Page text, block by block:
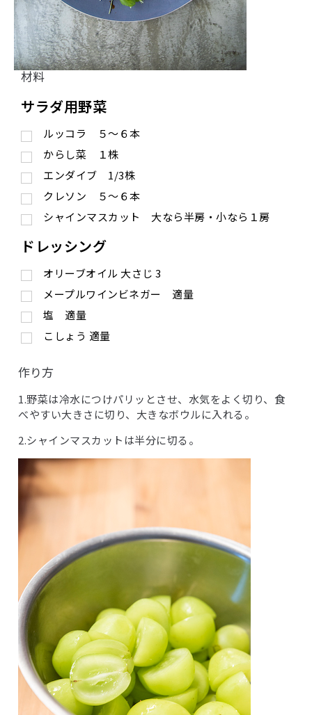
材料
サラダ用野菜
ルッコラ ５〜６本
からし菜 １株
エンダイブ 1/3株
クレソン ５〜６本
シャインマスカット 大なら半房・小なら１房
ドレッシング
オリーブオイル 大さじ 3
メープルワインビネガー 適量
塩 適量
こしょう 適量
作り方
1.野菜は冷水につけパリッとさせ、水気をよく切り、食
べやすい大きさに切り、大きなボウルに入れる。
2.シャインマスカットは半分に切る。